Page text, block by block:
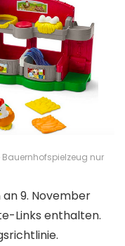
Bauernhofspielzeug nur
an9. November
Links enthalten.